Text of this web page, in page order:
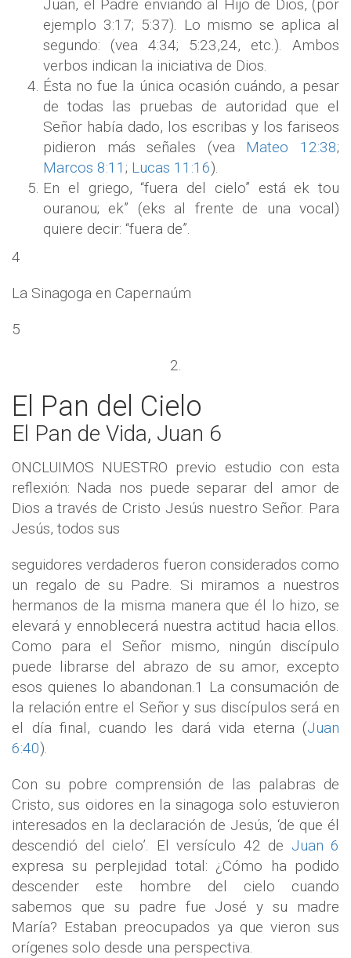
Juan, el Padre enviando al Hijo de Dios, (por
ejemplo 3:17; 5:37). Lo mismo se aplica al
segundo: (vea 4:34; 5:23,24, etc.). Ambos
verbos indican la iniciativa de Dios.
Ésta no fue la única ocasión cuándo, a pesar
de todas las pruebas de autoridad que el
Señor había dado, los escribas y los fariseos
pidieron más señales (vea Mateo 12:38;
Marcos 8:11 ; Lucas 11:16).
En el griego, “fuera del cielo” está ek tou
ouranou; ek” (eks al frente de una vocal)
quiere decir: “fuera de”.
4
La Sinagoga en Capernaúm
5
2.
El Pan del Cielo
El Pan de Vida, Juan 6
ONCLUIMOS NUESTRO previo estudio con esta
reflexión: Nada nos puede separar del amor de
Dios a través de Cristo Jesús nuestro Señor. Para
Jesús, todos sus
seguidores verdaderos fueron considerados como
un regalo de su Padre. Si miramos a nuestros
hermanos de la misma manera que él lo hizo, se
elevará y ennoblecerá nuestra actitud hacia ellos.
Como para el Señor mismo, ningún discípulo
puede librarse del abrazo de su amor, excepto
esos quienes lo abandonan.1 La consumación de
la relación entre el Señor y sus discípulos será en
el día final, cuando les dará vida eterna (Juan
6:40).
Con su pobre comprensión de las palabras de
Cristo, sus oidores en la sinagoga solo estuvieron
interesados en la declaración de Jesús, ‘de que él
descendió del cielo’. El versículo 42 de Juan 6
expresa su perplejidad total: ¿Cómo ha podido
descender este hombre del cielo cuando
sabemos que su padre fue José y su madre
María? Estaban preocupados ya que vieron sus
orígenes solo desde una perspectiva.